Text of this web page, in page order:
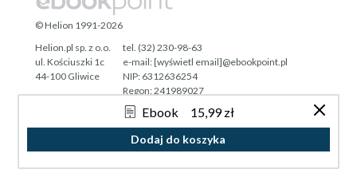
Ebook 15,99 zł
Dodaj do koszyka
Tonik.pl
© Helion 1991-2026
Helion.pl sp. z o.o.
ul. Kościuszki 1c
44-100 Gliwice
tel. (32) 230-98-63
e-mail:[wyświetl email]@ebookpoint.pl
NIP: 6312636254
Regon: 241989027